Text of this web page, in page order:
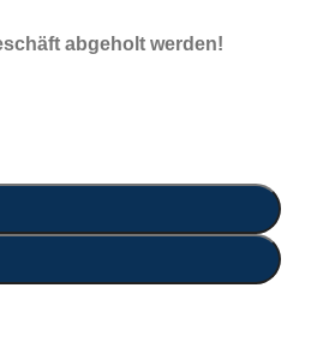
abgeholt werden!